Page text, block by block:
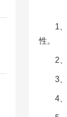
1
性。
2
3
4